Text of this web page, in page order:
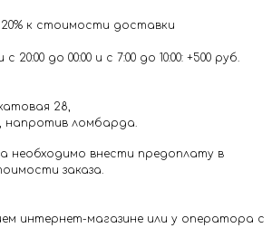
к стоимости доставки
до 00:00 и с 7:00 до 10:00: +500 руб.
28,
напротив ломбарда.
необходимо внести предоплату в
заказа.
интернет-магазине или у оператора с